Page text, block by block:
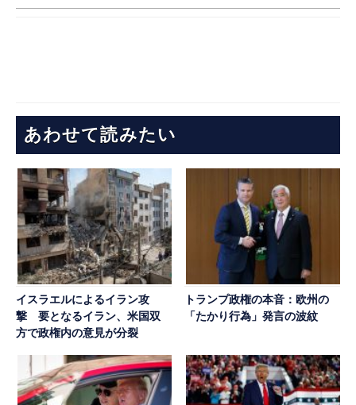
あわせて読みたい
イスラエルによるイラン攻
撃 要となるイラン、米国双
方で政権内の意見が分裂
トランプ政権の本音：欧州の
「たかり行為」発言の波紋